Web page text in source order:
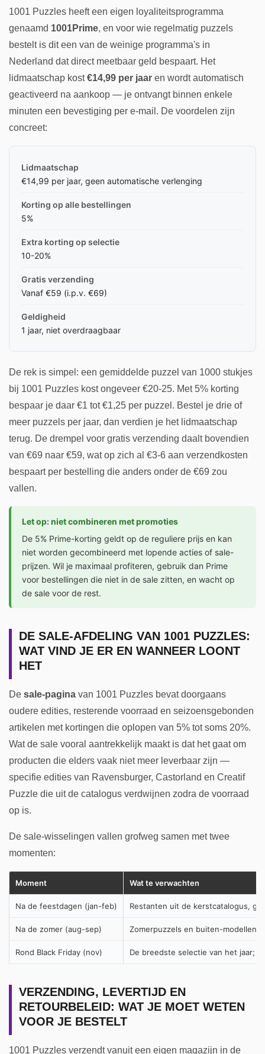
1001 Puzzles heeft een eigen loyaliteitsprogramma
genaamd 1001Prime, en voor wie regelmatig puzzels
bestelt is dit een van de weinige programma's in
Nederland dat direct meetbaar geld bespaart. Het
lidmaatschap kost€14,99 per jaar en wordt automatisch
geactiveerd na aankoop — je ontvangt binnen enkele
minuten een bevestiging per e-mail. De voordelen zijn
concreet:
Lidmaatschap
€14,99 per jaar, geen automatische verlenging
Korting op alle bestellingen
5%
Extra korting op selectie
10-20%
Gratis verzending
Vanaf €59 (i.p.v. €69)
Geldigheid
1 jaar, niet overdraagbaar
De rek is simpel: een gemiddelde puzzel van 1000 stukjes
bij 1001 Puzzles kost ongeveer €20-25. Met 5% korting
bespaar je daar €1 tot €1,25 per puzzel. Bestel je drie of
meer puzzels per jaar, dan verdien je het lidmaatschap
terug. De drempel voor gratis verzending daalt bovendien
van €69 naar €59, wat op zich al €3-6 aan verzendkosten
bespaart per bestelling die anders onder de €69 zou
vallen.
Let op: niet combineren met promoties
De 5% Prime-korting geldt op de reguliere prijs en kan
niet worden gecombineerd met lopende acties of sale-
prijzen. Wil je maximaal profiteren, gebruik dan Prime
voor bestellingen die niet in de sale zitten, en wacht op
de sale voor de rest.
DE SALE-AFDELING VAN 1001 PUZZLES:
WAT VIND JE ER EN WANNEER LOONT
HET
De sale-pagina van 1001 Puzzles bevat doorgaans
oudere edities, resterende voorraad en seizoensgebonden
artikelen met kortingen die oplopen van 5% tot soms 20%.
Wat de sale vooral aantrekkelijk maakt is dat het gaat om
producten die elders vaak niet meer leverbaar zijn —
specifie edities van Ravensburger, Castorland en Creatif
Puzzle die uit de catalogus verdwijnen zodra de voorraad
op is.
De sale-wisselingen vallen grofweg samen met twee
momenten:
Moment Wat te verwachten
Na de feestdagen (jan-feb) Restanten uit de kerstcatalogus,
Na de zomer (aug-sep) Zomerpuzzels en buiten-modellen
Rond Black Friday (nov) De breedste selectie van het jaar;
VERZENDING, LEVERTIJD EN
RETOURBELEID: WAT JE MOET WETEN
VOOR JE BESTELT
1001 Puzzles verzendt vanuit een eigen magazijn in de